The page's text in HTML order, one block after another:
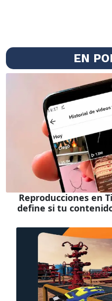
EN
Reproducciones en
define si tu